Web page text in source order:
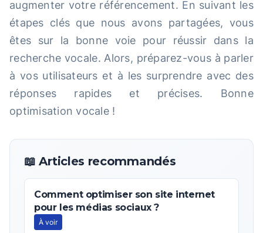
augmenter votre référencement. En suivant les
étapes clés que nous avons partagées, vous
êtes sur la bonne voie pour réussir dans la
recherche vocale. Alors, préparez-vous à parler
à vos utilisateurs et à les surprendre avec des
réponses rapides et précises. Bonne
optimisation vocale !
📖 Articles recommandés
Comment optimiser son site internet
pour les médias sociaux ?
À voir